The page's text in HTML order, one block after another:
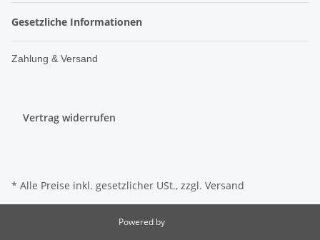
Gesetzliche Informationen
Zahlung & Versand
Vertrag widerrufen
* Alle Preise inkl. gesetzlicher USt., zzgl. Versand
Powered by